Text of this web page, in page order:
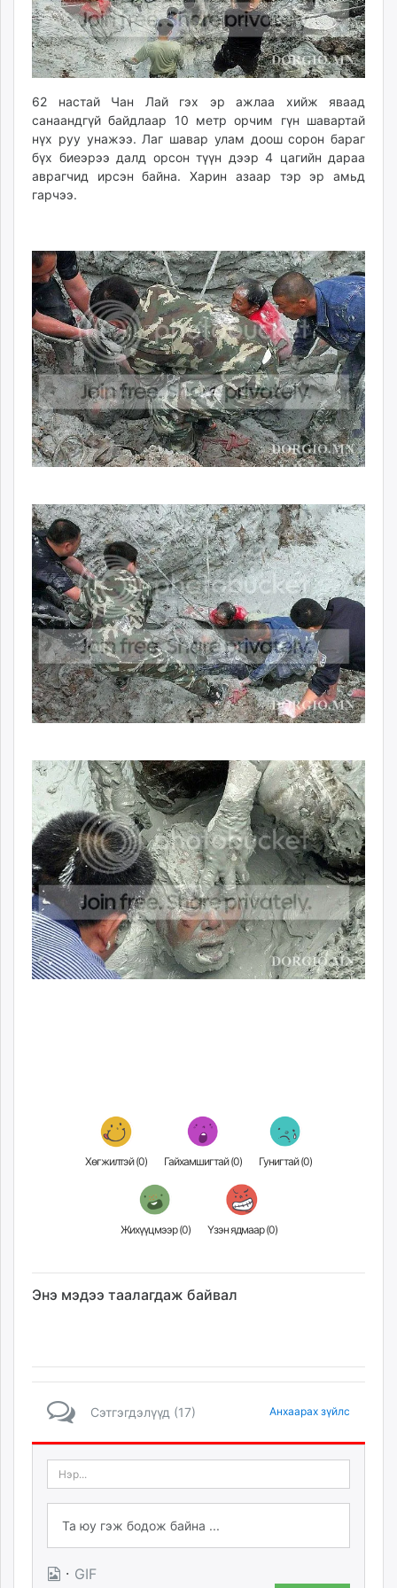
ikon.mn
mnb.mn
Livetv.mn
Eguur.mn
24tsag.mn
shuud.mn
eagle.mn
ergelt.mn
zarig.mn
mminfo.mn
ugluu.mn
urlag.mn
unen.mn
asu.mn
shudarga.mn
shuurhai.mn
unuudur.mn
isee.mn
mglradio.com
itoim.mn
tumen.mn
shuum.mn
times.mn
tvmongolia.mn
mass.mn
unegui.mn
assa.mn
toim.mn
tac.mn
paparazzi.mn
62 настай Чан Лай гэх эр ажлаа хийж яваад
санаандгүй байдлаар 10 метр орчим гүн шавартай
нүх руу унажээ. Лаг шавар улам доош сорон бараг
бүх биеэрээ далд орсон түүн дээр 4 цагийн дараа
аврагчид ирсэн байна. Харин азаар тэр эр амьд
гарчээ.
Хөгжилтэй (0) Гайхамшигтай (0) Гунигтай (0)
Жихүүцмээр (0) Үзэн ядмаар (0)
Энэ мэдээ таалагдаж байвал
Сэтгэгдэлүүд (17) Анхаарах зүйлс
· GIF